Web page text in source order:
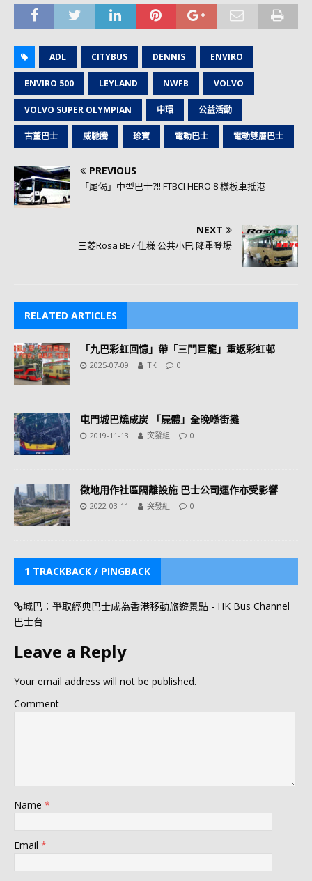
ADL CITYBUS DENNIS ENVIRO
ENVIRO 500 LEYLAND NWFB VOLVO
VOLVO SUPER OLYMPIAN 中環 公益活動
古董巴士 威馳騰 珍寶 電動巴士 電動雙層巴士
PREVIOUS
「尾偈」中型巴士?!! FTBCI HERO 8 樣板車抵港
NEXT
三菱Rosa BE7 仕様 公共小巴 隆重登場
RELATED ARTICLES
「九巴彩虹回憶」帶「三門巨龍」重返彩虹邨
2025-07-09 TK 0
屯門城巴燒成炭 「屍體」全晚喺街攤
2019-11-13 突發組 0
徵地用作社區隔離設施 巴士公司運作亦受影響
2022-03-11 突發組 0
1 TRACKBACK / PINGBACK
城巴：爭取經典巴士成為香港移動旅遊景點 - HK Bus Channel
巴士台
Leave a Reply
Your email address will not be published.
Comment
Name *
Email *